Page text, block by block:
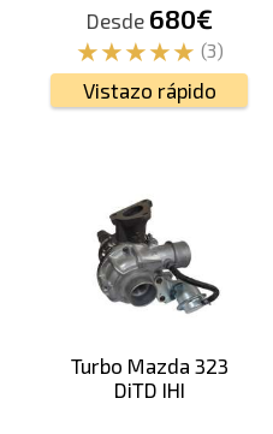
Desde 680€
(3)
Vistazo rápido
Turbo Mazda 323
DiTD IHI